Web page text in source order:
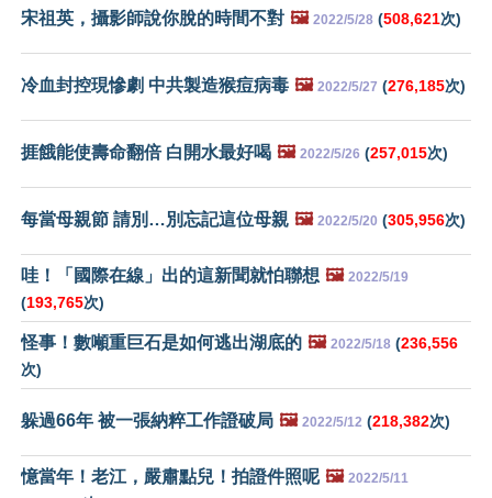
宋祖英，攝影師說你脫的時間不對 🖼️ 2022/5/28 (508,621次)
冷血封控現慘劇 中共製造猴痘病毒 🖼️ 2022/5/27 (276,185次)
捱餓能使壽命翻倍 白開水最好喝 🖼️ 2022/5/26 (257,015次)
每當母親節 請別…別忘記這位母親 🖼️ 2022/5/20 (305,956次)
哇！「國際在線」出的這新聞就怕聯想 🖼️ 2022/5/19
(193,765次)
怪事！數噸重巨石是如何逃出湖底的 🖼️ 2022/5/18 (236,556
次)
躲過66年 被一張納粹工作證破局 🖼️ 2022/5/12 (218,382次)
憶當年！老江，嚴肅點兒！拍證件照呢 🖼️ 2022/5/11